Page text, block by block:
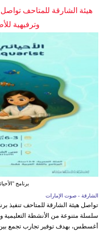
هيئة الشارقة للمتاحف تواصل
وترفيهية
برنامج
الشارقة - صوت الإمارات
سلسلة متنوعة من الأنشطة التعليمية
أغسطس، بهدف توفير تجارب تجمع بين